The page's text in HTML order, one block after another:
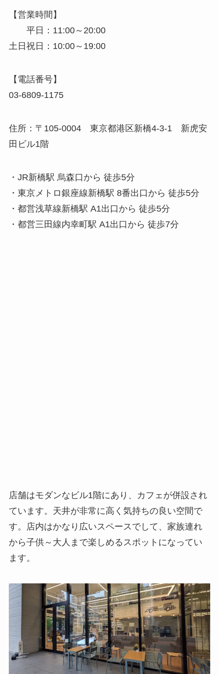
【営業時間】
平日：11:00～20:00
土日祝日：10:00～19:00
【電話番号】
03-6809-1175
住所：〒105-0004 東京都港区新橋4-3-1 新虎安
田ビル1階
・JR新橋駅 烏森口から 徒歩5分
・東京メトロ銀座線新橋駅 8番出口から 徒歩5分
・都営浅草線新橋駅 A1出口から 徒歩5分
・都営三田線内幸町駅 A1出口から 徒歩7分
店舗はモダンなビル1階にあり、カフェが併設され
ています。天井が非常に高く気持ちの良い空間で
す。店内はかなり広いスペースでして、家族連れ
から子供～大人まで楽しめるスポットになってい
ます。